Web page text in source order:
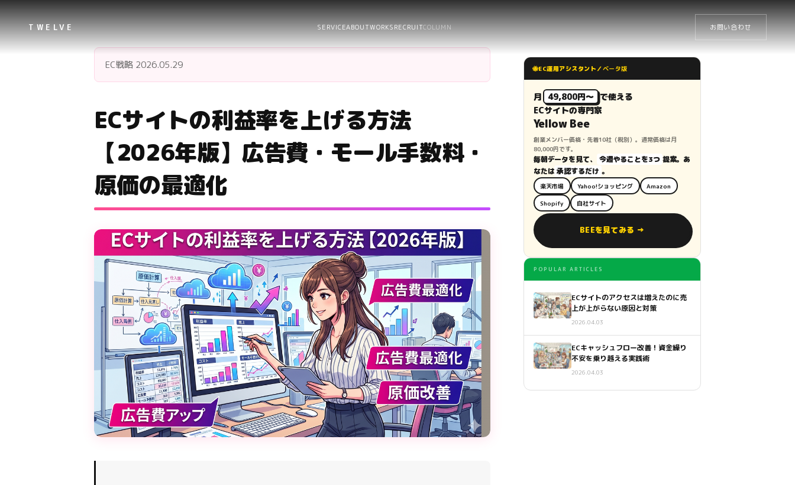
TWELVE SERVICEABOUTWORKSRECRUITCOLUMN お問い合わせ
EC戦略 2026.05.29
ECサイトの利益率を上げる方法
【2026年版】広告費・モール手数料・
原価の最適化
🐝EC運用アシスタント／ベータ版
月 49,800円〜 で使える
ECサイトの専門家
Yellow Bee
創業メンバー価格・先着10社（税別）。通常価格は月
80,000円です。
毎朝データを見て、 今週やることを3つ 提案。あ
なたは 承認するだけ 。
楽天市場 Yahoo!ショッピング Amazon
Shopify 自社サイト
BEEを見てみる →
POPULAR ARTICLES
ECサイトのアクセスは増えたのに売
上が上がらない原因と対策
2026.04.03
ECキャッシュフロー改善！資金繰り
不安を乗り越える実践術
2026.04.03